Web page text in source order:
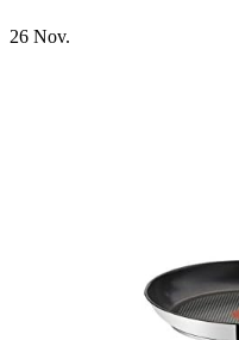
26 Nov.